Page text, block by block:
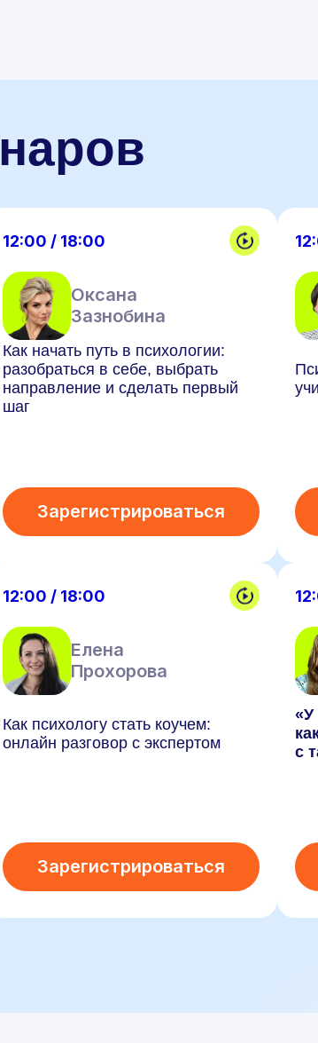
12:00 / 18:00
Оксана
Зазнобина
Как начать путь в психологии:
разобраться в себе, выбрать
направление и сделать первый
шаг
Зарегистрироваться
12:00 / 18:00
Елена
Прохорова
Как психологу стать коучем:
онлайн разговор с экспертом
Зарегистрироваться
«У
с